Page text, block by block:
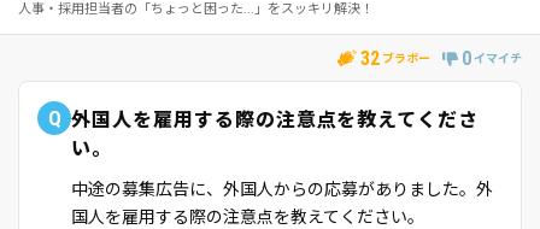
人事・採用担当者の「ちょっと困った...」をスッキリ解決！
32 ブラボー 0 イマイチ
Q 外国人を雇用する際の注意点を教えてくださ
い。
中途の募集広告に、外国人からの応募がありました。外
国人を雇用する際の注意点を教えてください。